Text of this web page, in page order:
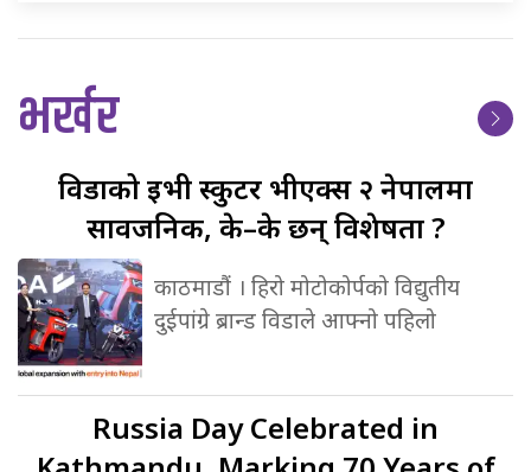
भर्खर
विडाकोईभी स्कुटर भीएक्स २ नेपालमा
सार्वजनिक, के–के छन् विशेषता ?
काठमाडौं । हिरो मोटोकोर्पको विद्युतीय
दुईपांग्रे ब्रान्ड विडाले आफ्नो पहिलो
Russia Day Celebrated in